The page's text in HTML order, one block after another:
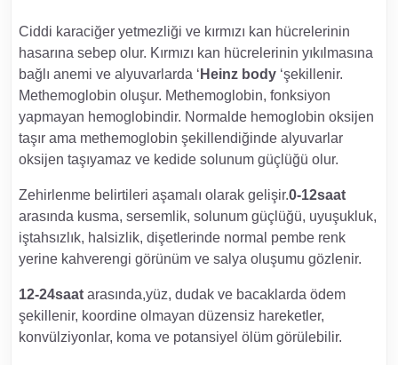
Ciddi karaciğer yetmezliği ve kırmızı kan hücrelerinin
hasarına sebep olur. Kırmızı kan hücrelerinin yıkılmasına
bağlı anemi ve alyuvarlarda ‘ Heinz body ‘şekillenir.
Methemoglobin oluşur. Methemoglobin, fonksiyon
yapmayan hemoglobindir. Normalde hemoglobin oksijen
taşır ama methemoglobin şekillendiğinde alyuvarlar
oksijen taşıyamaz ve kedide solunum güçlüğü olur.
Zehirlenme belirtileri aşamalı olarak gelişir.0-12saat
arasında kusma, sersemlik, solunum güçlüğü, uyuşukluk,
iştahsızlık, halsizlik, dişetlerinde normal pembe renk
yerine kahverengi görünüm ve salya oluşumu gözlenir.
12-24saat arasında,yüz, dudak ve bacaklarda ödem
şekillenir, koordine olmayan düzensiz hareketler,
konvülziyonlar, koma ve potansiyel ölüm görülebilir.